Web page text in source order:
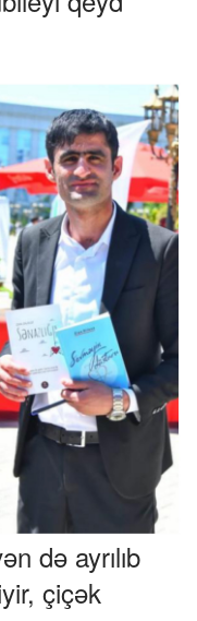
də ayrılıb
çiçək